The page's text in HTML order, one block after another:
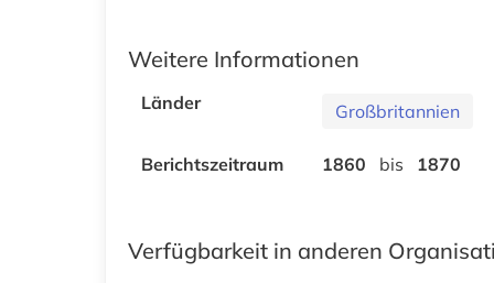
Weitere Informationen
Länder Großbritannien
Berichtszeitraum 1860 bis 1870
Verfügbarkeit in anderen